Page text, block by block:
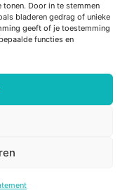
tonen. Door in te stemmen
bladeren gedrag of unieke
geeft of je toestemming
functies en
metGeneratePress